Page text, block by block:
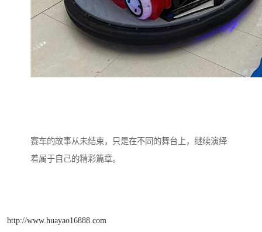
赛车的故事从未结束，只是在不同的舞台上，继续演绎
着属于自己的精彩篇章。
http://www.huayao16888.com